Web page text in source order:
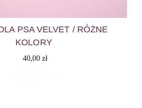
PSA VELVET / RÓŻNE
KOLORY
40,00 zł